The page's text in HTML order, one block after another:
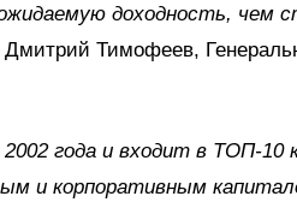
доходность, чем
Тимофеев,
года и входит в ТОП-10
и корпоративным